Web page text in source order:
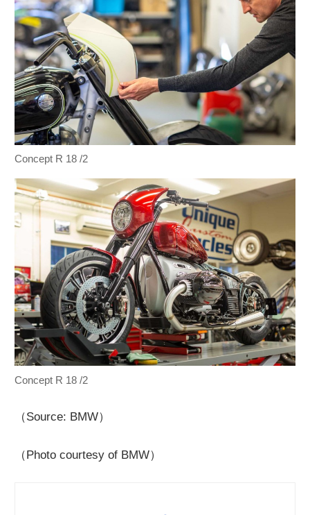
Concept R 18 /2
Concept R 18 /2
（Source: BMW）
（Photo courtesy of BMW）